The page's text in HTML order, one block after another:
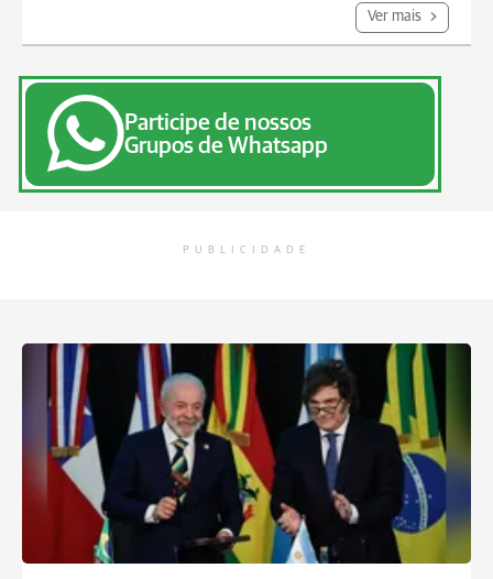
Ver mais
Participe de nossos
Grupos de Whatsapp
PUBLICIDADE